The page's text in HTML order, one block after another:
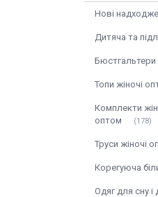
Нові
Дитяча та
Топи жіночі
Комплекти
оптом
178
Труси жіночі
Корегуюча
Одяг для сну